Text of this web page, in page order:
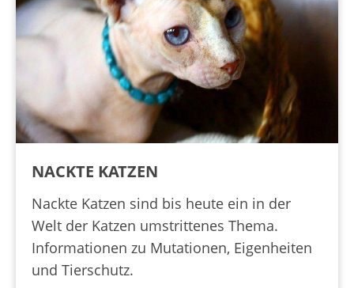
NACKTE KATZEN
Nackte Katzen sind bis heute ein in der
Welt der Katzen umstrittenes Thema.
Informationen zu Mutationen, Eigenheiten
und Tierschutz.